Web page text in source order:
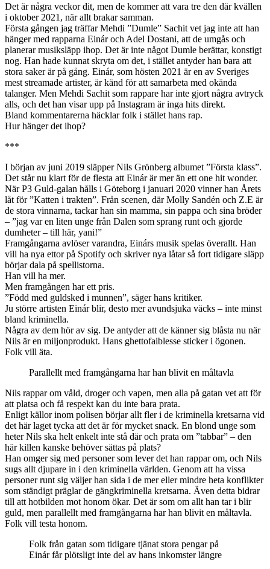
Det är några veckor dit, men de kommer att vara tre den där kvällen
i oktober 2021, när allt brakar samman.
Första gången jag träffar Mehdi ”Dumle” Sachit vet jag inte att han
hänger med rapparna Einár och Adel Dostani, att de umgås och
planerar musiksläpp ihop. Det är inte något Dumle berättar, konstigt
nog. Han hade kunnat skryta om det, i stället antyder han bara att
stora saker är på gång. Einár, som hösten 2021 är en av Sveriges
mest streamade artister, är känd för att samarbeta med okända
talanger. Men Mehdi Sachit som rappare har inte gjort några avtryck
alls, och det han visar upp på Instagram är inga hits direkt.
Bland kommentarerna häcklar folk i stället hans rap.
Hur hänger det ihop?
***
I början av juni 2019 släpper Nils Grönberg albumet ”Första klass”.
Det står nu klart för de flesta att Einár är mer än ett one hit wonder.
När P3 Guld-galan hålls i Göteborg i januari 2020 vinner han Årets
låt för ”Katten i trakten”. Från scenen, där Molly Sandén och Z.E är
de stora vinnarna, tackar han sin mamma, sin pappa och sina bröder
– ”jag var en liten unge från Dalen som sprang runt och gjorde
dumheter – till här, yani!”
Framgångarna avlöser varandra, Einárs musik spelas överallt. Han
vill ha nya ettor på Spotify och skriver nya låtar så fort tidigare släpp
börjar dala på spellistorna.
Han vill ha mer.
Men framgången har ett pris.
”Född med guldsked i munnen”, säger hans kritiker.
Ju större artisten Einár blir, desto mer avundsjuka väcks – inte minst
bland kriminella.
Några av dem hör av sig. De antyder att de känner sig blåsta nu när
Nils är en miljonprodukt. Hans ghettofaiblesse sticker i ögonen.
Folk vill äta.
Parallellt med framgångarna har han blivit en måltavla
Nils rappar om våld, droger och vapen, men alla på gatan vet att för
att platsa och få respekt kan du inte bara prata.
Enligt källor inom polisen börjar allt fler i de kriminella kretsarna vid
det här laget tycka att det är för mycket snack. En blond unge som
heter Nils ska helt enkelt inte stå där och prata om ”tabbar” – den
här killen kanske behöver sättas på plats?
Han omger sig med personer som lever det han rappar om, och Nils
sugs allt djupare in i den kriminella världen. Genom att ha vissa
personer runt sig väljer han sida i de mer eller mindre heta konflikter
som ständigt präglar de gängkriminella kretsarna. Även detta bidrar
till att hotbilden mot honom ökar. Det är som om allt han tar i blir
guld, men parallellt med framgångarna har han blivit en måltavla.
Folk vill testa honom.
Folk från gatan som tidigare tjänat stora pengar på
Einár får plötsligt inte del av hans inkomster längre